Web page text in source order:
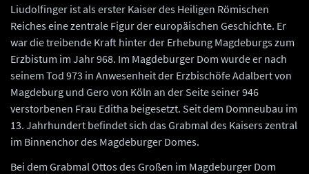
Liudolfinger ist als erster Kaiser des Heiligen Römischen
Reiches eine zentrale Figur der europäischen Geschichte. Er
war die treibende Kraft hinter der Erhebung Magdeburgs zum
Erzbistum im Jahr 968. Im Magdeburger Dom wurde er nach
seinem Tod 973 in Anwesenheit der Erzbischöfe Adalbert von
Magdeburg und Gero von Köln an der Seite seiner 946
verstorbenen Frau Editha beigesetzt. Seit dem Domneubau im
13. Jahrhundert befindet sich das Grabmal des Kaisers zentral
im Binnenchor des Magdeburger Domes.
Bei dem Grabmal Ottos des Großen im Magdeburger Dom